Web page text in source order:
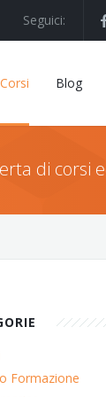
Seguici:
Blog
di corsi
Formazione